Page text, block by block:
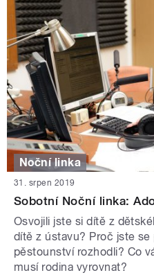
Noční linka
31. srpen 2019
Sobotní Noční linka:
Osvojili jste si dítě z
dítě z ústavu? Proč jste
pěstounství rozhodli? Co
musí rodina vyrovnat?